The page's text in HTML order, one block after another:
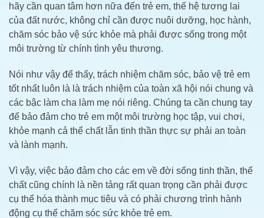
hãy cần quan tâm hơn nữa đến trẻ em, thế hệ tương lai
của đất nước, không chỉ cần được nuôi dưỡng, học hành,
chăm sóc bảo vệ sức khỏe mà phải được sống trong một
môi trường từ chính tình yêu thương.
Nói như vậy để thấy, trách nhiệm chăm sóc, bảo vệ trẻ em
tốt nhất luôn là là trách nhiệm của toàn xã hội nói chung và
các bậc làm cha làm mẹ nói riêng. Chúng ta cần chung tay
để bảo đảm cho trẻ em một môi trường học tập, vui chơi,
khỏe mạnh cả thể chất lẫn tinh thần thực sự phải an toàn
và lành mạnh.
Vì vậy, việc bảo đảm cho các em về đời sống tinh thần, thể
chất cũng chính là nền tảng rất quan trọng cần phải được
cụ thể hóa thành mục tiêu và có phải chương trình hành
động cụ thể chăm sóc sức khỏe trẻ em.